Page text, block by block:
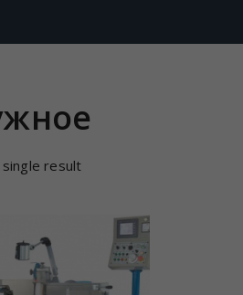
result